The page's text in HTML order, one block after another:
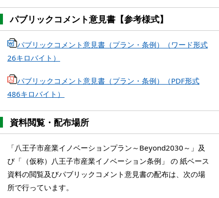
パブリックコメント意見書【参考様式】
パブリックコメント意見書（プラン・条例）（ワード形式
26キロバイト）
パブリックコメント意見書（プラン・条例）（PDF形式
486キロバイト）
資料閲覧・配布場所
「八王子市産業イノベーションプラン～Beyond2030～」及
び「（仮称）八王子市産業イノベーション条例」 の 紙ベース
資料の閲覧及びパブリックコメント意見書の配布は、次の場
所で行っています。